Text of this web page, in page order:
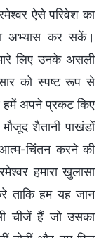
ऐसे परिवेश का
अभ्यास कर सकें।
लिए उनके असली
को स्पष्ट रूप से
हमें अपने प्रकट किए
शैतानी पाखंडों
चिंतन करने की
हमारा खुलासा
ताकि हम यह जान
चीजें हैं जो उसका